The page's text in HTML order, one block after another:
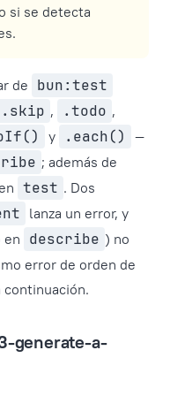
si se detecta
de bun:test
.skip , .todo ,
y .each()
—
; además de
test . Dos
lanza un error, y
en describe ) no
error de orden de
generate-a-